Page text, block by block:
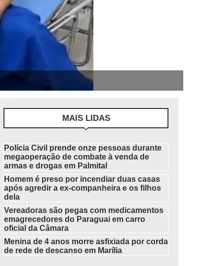
MAIS LIDAS
Polícia Civil prende onze pessoas durante
megaoperação de combate à venda de
armas e drogas em Palmital
Homem é preso por incendiar duas casas
após agredir a ex-companheira e os filhos
dela
Vereadoras são pegas com medicamentos
emagrecedores do Paraguai em carro
oficial da Câmara
Menina de 4 anos morre asfixiada por corda
de rede de descanso em Marília